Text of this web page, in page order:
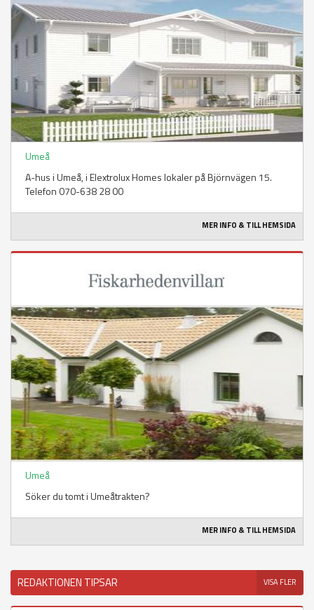
Umeå
A-hus i Umeå, i Elextrolux Homes lokaler på Björnvägen 15.
Telefon 070-638 28 00
MER INFO & TILL HEMSIDA
Umeå
Söker du tomt i Umeåtrakten?
MER INFO & TILL HEMSIDA
REDAKTIONEN TIPSAR VISA FLER